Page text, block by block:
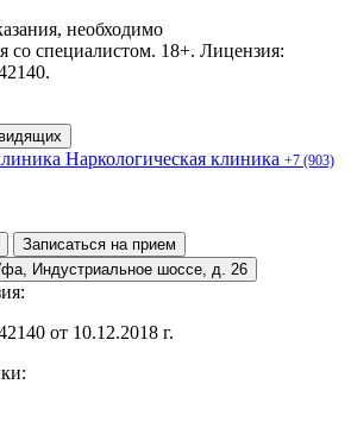
необходимо
со специалистом. 18+. Лицензия:
Наркологическая клиника +7 (903)
Записаться на прием
Уфа, Индустриальное шоссе, д. 26
от 10.12.2018 г.